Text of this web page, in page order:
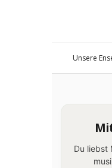
Unsere
Du liebst